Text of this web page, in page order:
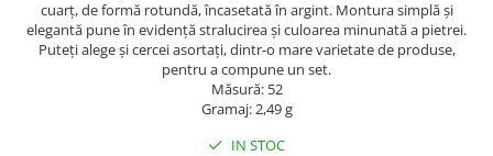
cuarț, de formă rotundă, încasetată în argint. Montura simplă și
elegantă pune în evidență stralucirea și culoarea minunată a pietrei.
Puteți alege și cercei asortați, dintr-o mare varietate de produse,
pentru a compune un set.
Măsură: 52
Gramaj: 2,49 g
IN STOC